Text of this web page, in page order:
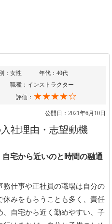
：女性
年代：40代
職種：インストラクター
評価： ★★★★☆
公開日：2021年6月10日
社理由・志望動機
宅から近いのと時間の融通
仕事や正社員の職場は自分の
みをもらうことも多く、責任
自宅から近く勤めやすい、子